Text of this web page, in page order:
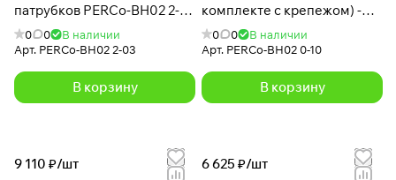
патрубков PERCo-BH02 2-
03 с крышкой
0 0
В наличии
Арт. PERCo-BH02 2-03
В корзину
комплекте с крепежом) -
BH02 0-10
0 0
В наличии
Арт. PERCo-BH02 0-10
В корзину
9 110 ₽/шт
6 625 ₽/шт